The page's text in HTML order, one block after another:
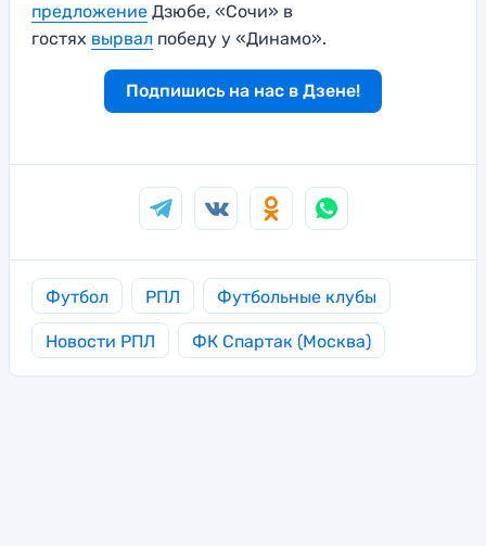
предложение Дзюбе, «Сочи» в
гостях вырвал победу у «Динамо».
Подпишись на нас в Дзене!
Футбол РПЛ Футбольные клубы
Новости РПЛ ФК Спартак (Москва)